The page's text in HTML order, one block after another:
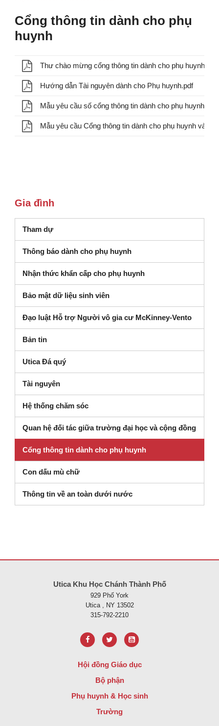
Cổng thông tin dành cho phụ
huynh
Thư chào mừng cổng thông tin dành cho phụ huynh.pdf
Hướng dẫn Tài nguyên dành cho Phụ huynh.pdf
Gia đình
Tham dự
Thông báo dành cho phụ huynh
Nhận thức khẩn cấp cho phụ huynh
Bảo mật dữ liệu sinh viên
Đạo luật Hỗ trợ Người vô gia cư McKinney-Vento
Bản tin
Utica Đá quý
Tài nguyên
Hệ thống chăm sóc
Quan hệ đối tác giữa trường đại học và cộng đồng
Cổng thông tin dành cho phụ huynh
Con dấu mù chữ
Thông tin về an toàn dưới nước
Utica Khu Học Chánh Thành Phố
929 Phố York
Utica , NY 13502
315-792-2210
Hội đồng Giáo dục
Bộ phận
Phụ huynh & Học sinh
Trường